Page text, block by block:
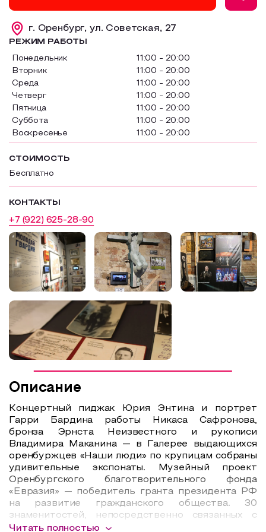
Аттестованные экскурсоводы
Маршруты от экскурсоводов
Доступная среда
г. Оренбург, ул. Советская, 27
РЕЖИМ РАБОТЫ
Понедельник
11:00 - 20:00
Вторник
11:00 - 20:00
Среда
11:00 - 20:00
Четверг
11:00 - 20:00
Пятница
11:00 - 20:00
Суббота
11:00 - 20:00
Воскресенье
11:00 - 20:00
СТОИМОСТЬ
Бесплатно
КОНТАКТЫ
+7 (922) 625-28-90
Описание
Концертный пиджак Юрия Энтина и портрет
Гарри Бардина работы Никаса Сафронова,
бронза Эрнста Неизвестного и рукописи
Владимира Маканина — в Галерее выдающихся
оренбуржцев «Наши люди» по крупицам собраны
удивительные экспонаты. Музейный проект
Оренбургского благотворительного фонда
«Евразия» — победитель гранта президента РФ
на развитие гражданского общества. 30
знаменитостей, непосредственно связанных с
Оренбуржьем, представлены здесь на площади
Читать полностью